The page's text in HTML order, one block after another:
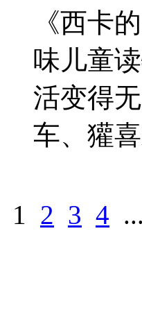
《西卡
味儿童
活变得
车、獾
1 2 3 4